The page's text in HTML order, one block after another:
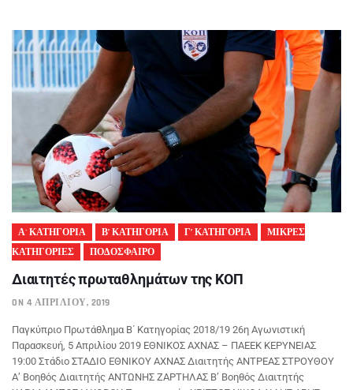
Α' ΚΑΤΗΓΟΡΙΑ Β’ ΚΑΤΗΓΟΡΙΑ Γ’ ΚΑΤΗΓΟΡΙΑ
ΜΙΚΡΕΣ
ΚΑΤΗΓΟΡΙΕΣ
ΠΟΔΟΣΦΑΙΡΟ
Διαιτητές πρωταθλημάτων της ΚΟΠ
ON 4 ΑΠΡΙΛΊΟΥ, 2019
Παγκύπριο Πρωτάθλημα Β΄ Κατηγορίας 2018/19 26η Αγωνιστική
Παρασκευή, 5 Απριλίου 2019 ΕΘΝΙΚΟΣ ΑΧΝΑΣ – ΠΑΕΕΚ ΚΕΡΥΝΕΙΑΣ
19:00 Στάδιο ΣΤΑΔΙΟ ΕΘΝΙΚΟΥ ΑΧΝΑΣ Διαιτητής ΑΝΤΡΕΑΣ ΣΤΡΟΥΘΟΥ
Α’ Βοηθός Διαιτητής ΑΝΤΩΝΗΣ ΖΑΡΤΗΛΑΣ Β’ Βοηθός Διαιτητής